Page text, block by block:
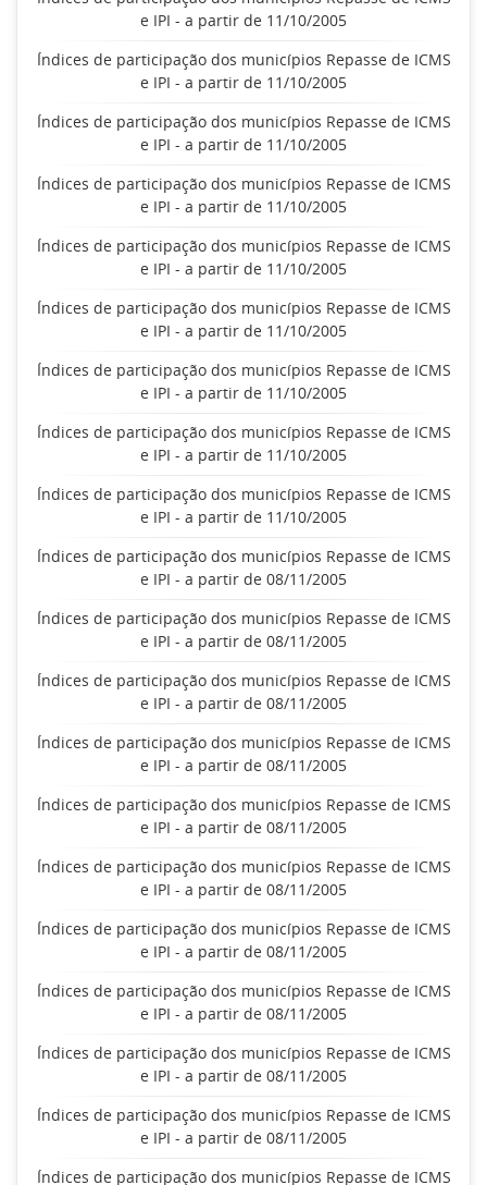
e IPI - a partir de 11/10/2005
Índices de participação dos municípios Repasse de ICMS
e IPI - a partir de 11/10/2005
Índices de participação dos municípios Repasse de ICMS
e IPI - a partir de 11/10/2005
Índices de participação dos municípios Repasse de ICMS
e IPI - a partir de 11/10/2005
Índices de participação dos municípios Repasse de ICMS
e IPI - a partir de 11/10/2005
Índices de participação dos municípios Repasse de ICMS
e IPI - a partir de 11/10/2005
Índices de participação dos municípios Repasse de ICMS
e IPI - a partir de 11/10/2005
Índices de participação dos municípios Repasse de ICMS
e IPI - a partir de 11/10/2005
Índices de participação dos municípios Repasse de ICMS
e IPI - a partir de 11/10/2005
Índices de participação dos municípios Repasse de ICMS
e IPI - a partir de 08/11/2005
Índices de participação dos municípios Repasse de ICMS
e IPI - a partir de 08/11/2005
Índices de participação dos municípios Repasse de ICMS
e IPI - a partir de 08/11/2005
Índices de participação dos municípios Repasse de ICMS
e IPI - a partir de 08/11/2005
Índices de participação dos municípios Repasse de ICMS
e IPI - a partir de 08/11/2005
Índices de participação dos municípios Repasse de ICMS
e IPI - a partir de 08/11/2005
Índices de participação dos municípios Repasse de ICMS
e IPI - a partir de 08/11/2005
Índices de participação dos municípios Repasse de ICMS
e IPI - a partir de 08/11/2005
Índices de participação dos municípios Repasse de ICMS
e IPI - a partir de 08/11/2005
Índices de participação dos municípios Repasse de ICMS
e IPI - a partir de 08/11/2005
Índices de participação dos municípios Repasse de ICMS